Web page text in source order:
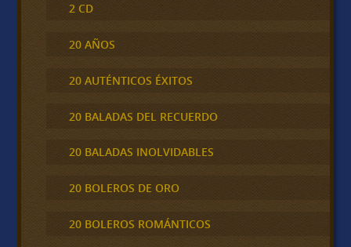
2 CD
20 AÑOS
20 AUTÉNTICOS ÉXITOS
20 BALADAS DEL RECUERDO
20 BALADAS INOLVIDABLES
20 BOLEROS DE ORO
20 BOLEROS ROMÁNTICOS